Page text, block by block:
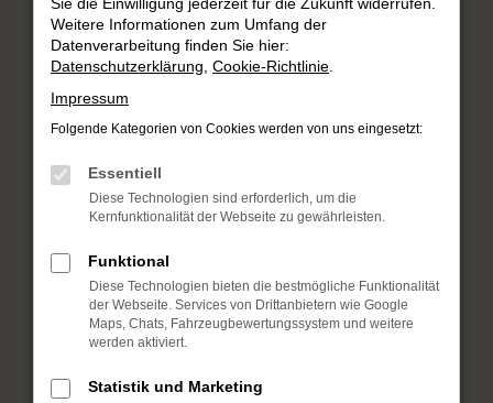
Überprüfe deine Firewall und deine
Internetverbindung.
Laden andere Webseiten, zum Beispiel deine
Manche Erweiterungen, wie Werbeblocker,
können das Laden bestimmter Seiten
verhindern. Funktioniert die Seite in einem
anderen Browser oder in einem privaten
Starte dein Gerät neu.
Das kann manchmal helfen, vorübergehende
Probleme zu beheben.
Stelle sicher, dass dein Browser und dein
Betriebssystem auf dem neuesten Stand
Weitere Informationen zum Umfang der
Datenverarbeitung finden Sie hier:
Datenschutzerklärung Cookie-Richtlinie
Impressum
Folgende Kategorien von Cookies werden von uns eingesetzt:
Essentiell
Diese Technologien sind erforderlich, um die
Kernfunktionalität der Webseite zu gewährleisten.
Funktional
Diese Technologien bieten die bestmögliche Funktionalität
der Webseite. Services von Drittanbietern wie Google
Maps, Chats, Fahrzeugbewertungssystem und weitere
werden aktiviert.
Statistik und Marketing